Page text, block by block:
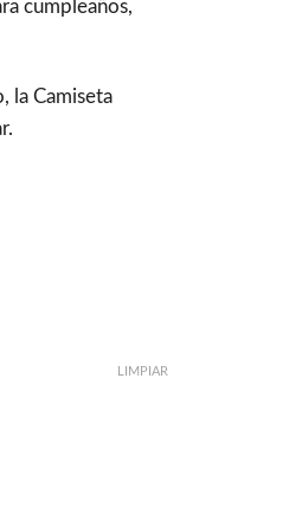
cumpleaños,
la Camiseta
LIMPIAR